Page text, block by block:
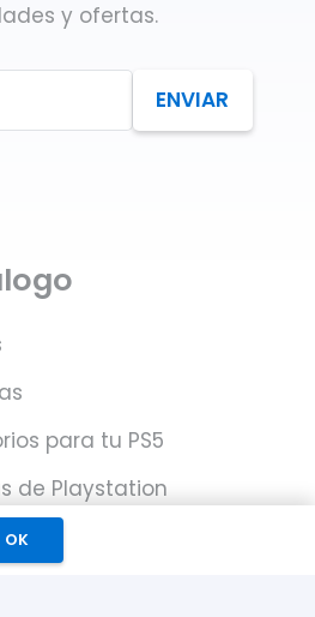
y ofertas.
ENVIAR
para tu PS5
de Playstation
OK